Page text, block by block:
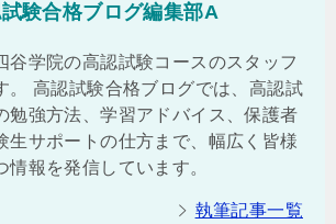
験合格ブログ編集部A
谷学院の高認試験コースのスタッフ
。 高認試験合格ブログでは、高認試
勉強方法、学習アドバイス、保護者
生サポートの仕方まで、幅広く皆様
情報を発信しています。
執筆記事一覧